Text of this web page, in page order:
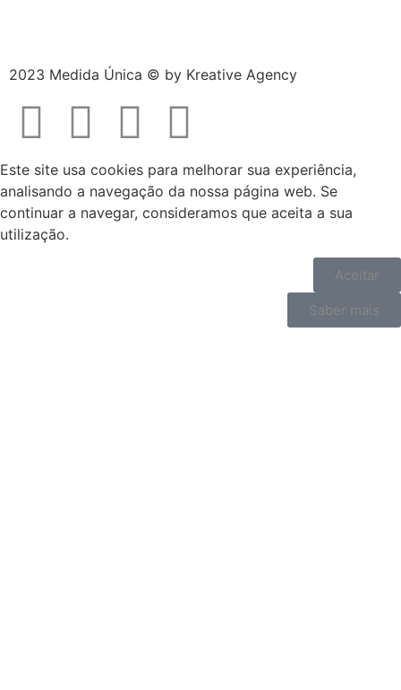
2023 Medida Única © by Kreative Agency
Este site usa cookies para melhorar sua experiência,
analisando a navegação da nossa página web. Se
continuar a navegar, consideramos que aceita a sua
utilização.
Aceitar
Saber mais